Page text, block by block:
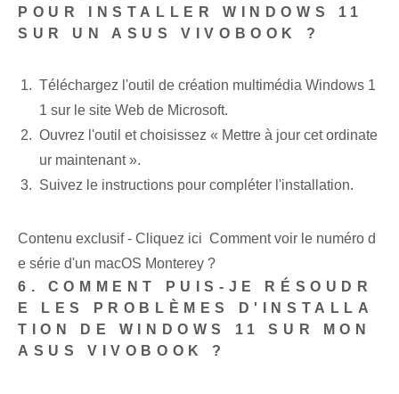
POUR INSTALLER WINDOWS 11
SUR UN ASUS VIVOBOOK ?
Téléchargez l'outil de création multimédia Windows 1
1 sur le site Web de Microsoft.
Ouvrez l'outil et ⁤choisissez⁢ « Mettre à jour cet ordinate
ur maintenant ».
Suivez le instructions pour compléter l'installation.
Contenu exclusif - Cliquez ici Comment voir le numéro d
e série d'un macOS Monterey ?
6. COMMENT PUIS-JE RÉSOUDR
E LES PROBLÈMES D'INSTALLA
TION DE WINDOWS 11 SUR MON
ASUS VIVOBOOK ?